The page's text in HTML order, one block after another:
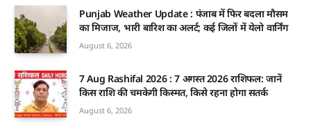
Punjab Weather Update : पंजाब में फिर बदला मौसम
का मिजाज, भारी बारिश का अलर्ट; कई जिलों में येलो वार्निंग
August 6, 2026
7 Aug Rashifal 2026 : 7 अगस्त 2026 राशिफल: जानें
किस राशि की चमकेगी किस्मत, किसे रहना होगा सतर्क
August 6, 2026